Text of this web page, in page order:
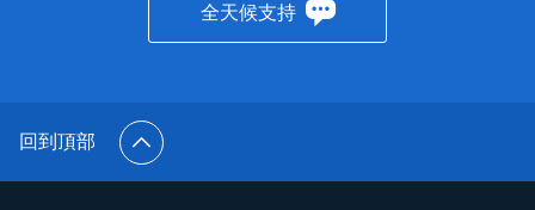
全天候支持
回到頂部